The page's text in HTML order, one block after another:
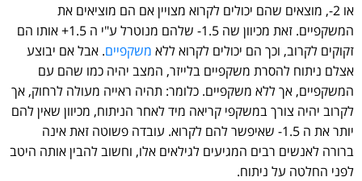
או 2-, מוצאים שהם יכולים לקרוא מצויין אם הם מוציאים את
המשקפיים. זאת מכיוון שה 1.5- שלהם מנוטרל ע"י ה 1.5+ אותו הם
זקוקים לקרוב, וכך הם יכולים לקרוא ללא משקפיים. אבל אם יבוצע
אצלם ניתוח להסרת משקפיים בלייזר, המצב יהיה כמו שהם עם
המשקפיים, אך ללא משקפיים. כלומר: תהיה ראייה מעולה לרחוק, אך
לקרוב יהיה צורך במשקפי קריאה מיד לאחר הניתוח, מכיוון שאין להם
יותר את ה 1.5- שאיפשר להם לקרוא. עובדה פשוטה זאת אינה
ברורה לאנשים רבים המגיעים לגילאים אלו, וחשוב להבין אותה היטב
לפני החלטה על ניתוח.